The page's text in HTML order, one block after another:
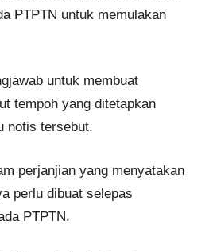
PTPTN untuk memulakan
untuk membuat
tempoh yang ditetapkan
notis tersebut.
perjanjian yang menyatakan
perlu dibuat selepas
PTPTN.